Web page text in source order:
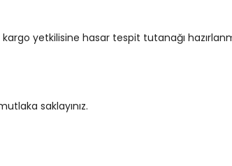
yetkilisine hasar tespit tutanağı
saklayınız.